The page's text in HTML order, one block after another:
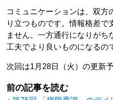
コミュニケーションは、双方
り立つものです。情報格差で
ません。一方通行になりが
工夫でより良いものになるの
次回は1月28日（火）の更新予
前の記事を読む